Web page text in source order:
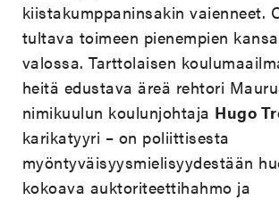
kiistakumppaninsakin vaienneet.
tultava toimeen pienempien
valossa. Tarttolaisen
heitä edustava äreä rehtori
nimikuulun koulunjohtaja Hugo
karikatyyri – on poliittisesta
myöntyväisyysmielisyydestään
kokoava auktoriteettihahmo ja